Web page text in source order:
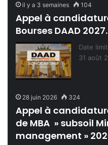
il y a 3 semaines 104
Appel à
Bourses DAAD 2027.
Date
31 août
28 juin 2026 324
Appel à
de MBA » subsoil
management »